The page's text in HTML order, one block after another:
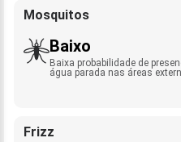
Mosquitos
Baixo
Baixa probabilidade de
água parada nas áreas
Frizz